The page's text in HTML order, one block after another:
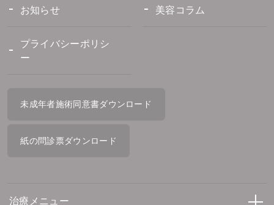
お知らせ 美容コラム
プライバシーポリシ
ー
未成年者施術同意書ダウンロード
紙の問診票ダウンロード
治療メニュー